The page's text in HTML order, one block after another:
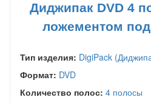
Диджипак DVD 4
ложементом
Тип изделия: DigiPack
Формат: DVD
Количество полос: 4 полосы